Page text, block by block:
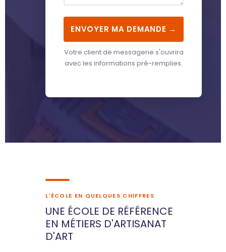
ENVOYER MA DEMANDE →
Votre client de messagerie s'ouvrira
avec les informations pré-remplies.
L'ÉCOLE EN QUELQUES CHIFFRES
UNE ÉCOLE DE RÉFÉRENCE
EN MÉTIERS D'ARTISANAT
D'ART